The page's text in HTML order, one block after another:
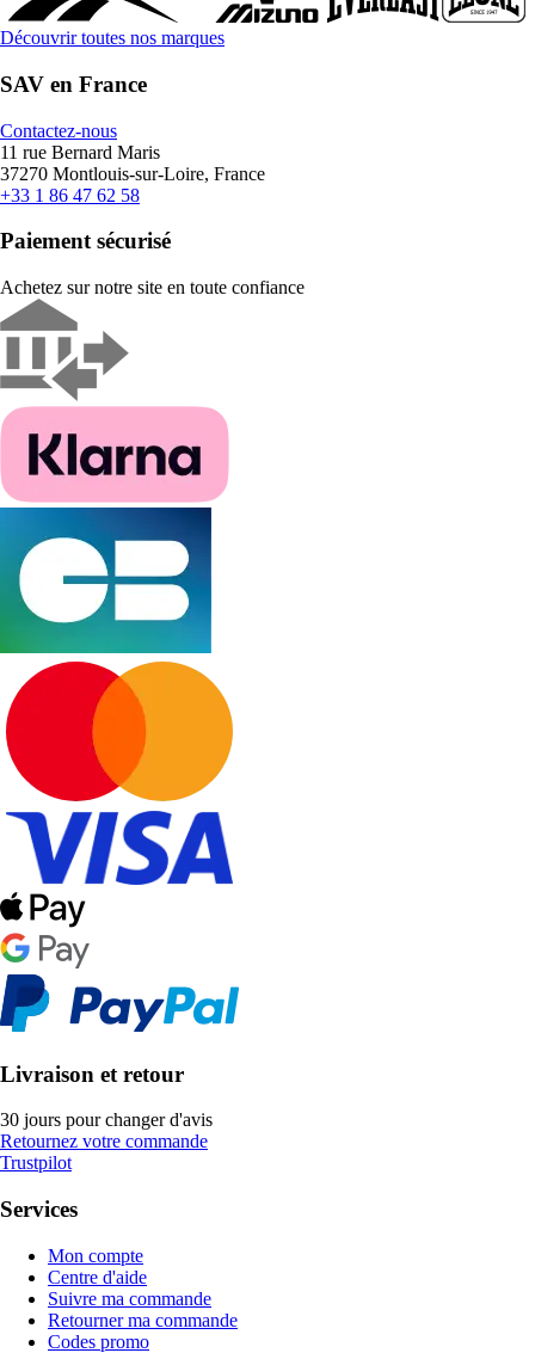
Découvrir toutes nos marques
SAV en France
Contactez-nous
11 rue Bernard Maris
37270 Montlouis-sur-Loire, France
+33 1 86 47 62 58
Paiement sécurisé
Achetez sur notre site en toute confiance
Livraison et retour
30 jours pour changer d'avis
Retournez votre commande
Trustpilot
Services
Mon compte
Centre d'aide
Suivre ma commande
Retourner ma commande
Codes promo